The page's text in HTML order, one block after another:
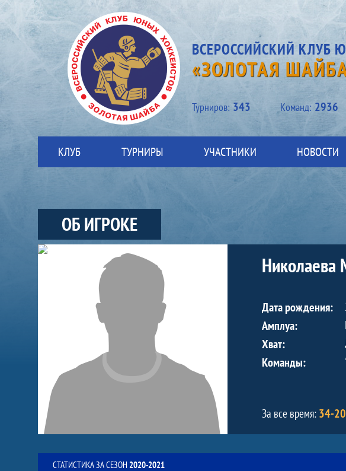
ВСЕРОССИЙСКИЙ КЛУБ
«ЗОЛОТАЯ
Турниров: 343 Kоманд: 2936
КЛУБ ТУРНИРЫ УЧАСТНИКИ НОВОСТИ
ОБ ИГРОКЕ
Участники-игрок
Николаева
Дата рождения:
Амплуа:
Хват:
Команды:
За все время: 34-
СТАТИСТИКА ЗА СЕЗОН 2020-2021